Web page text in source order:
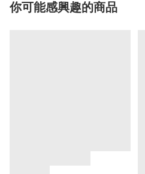
你可能感興趣的商品